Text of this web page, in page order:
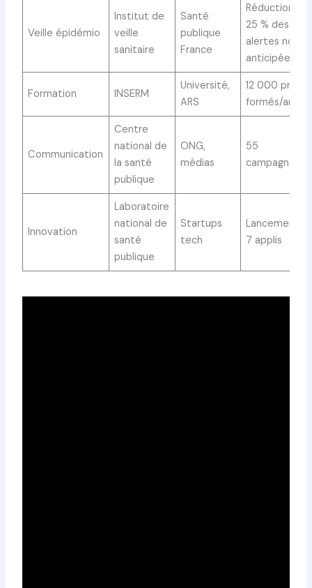
Veille épidémio
Institut de
veille
sanitaire
Santé
publique
France
Réduction de
25 % des
alertes non
anticipées
Formation INSERM
Université,
ARS
12 000 pros
formés/an
Communication
Centre
national de
la santé
publique
ONG,
médias
55
campagnes/
Innovation
Laboratoire
national de
santé
publique
Startups
tech
Lancement
7 applis